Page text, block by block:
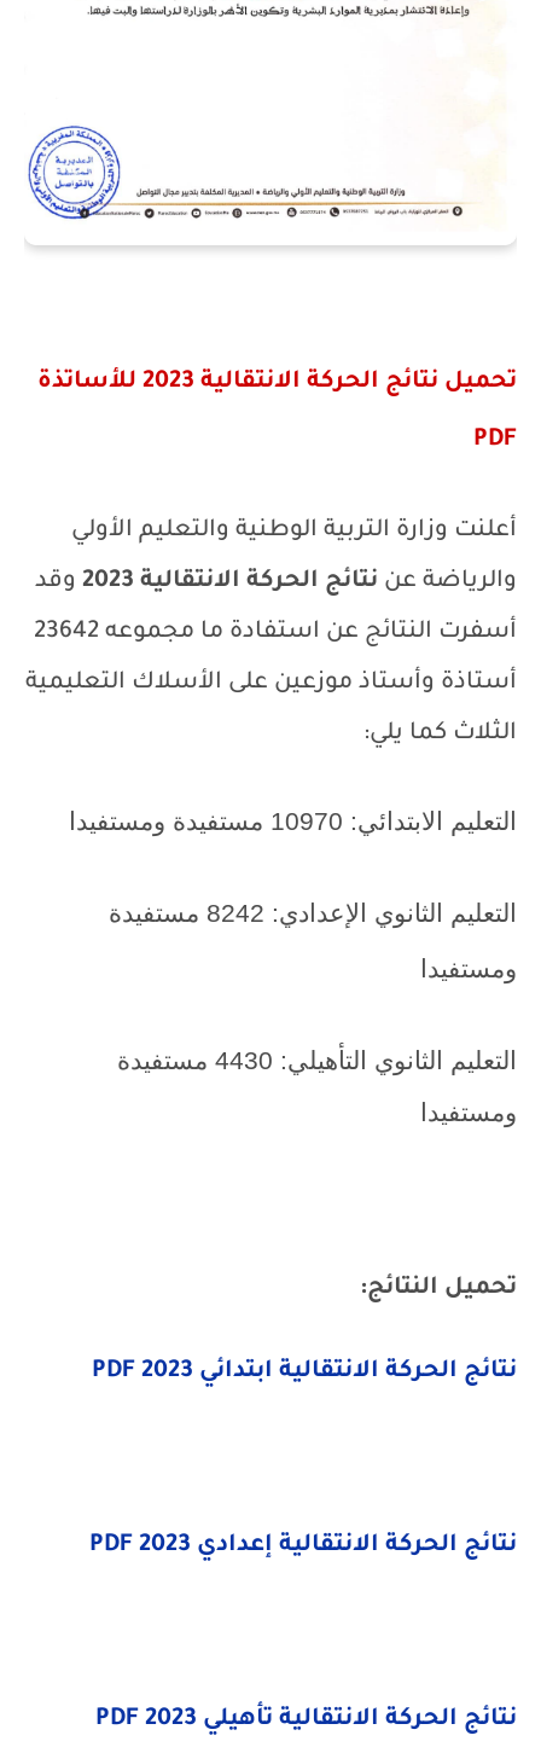
تحميل نتائج الحركة الانتقالية 2023 للأساتذة
PDF
أعلنت وزارة التربية الوطنية والتعليم الأولي
والرياضة عن نتائج الحركة الانتقالية 2023
وقد
أسفرت النتائج عن استفادة ما مجموعه 23642
أستاذة وأستاذ موزعين على الأسلاك التعليمية
الثلاث كما يلي:
التعليم الابتدائي: 10970 مستفيدة ومستفيدا
​التعليم الثانوي الإعدادي: 8242 مستفيدة
ومستفيدا
​التعليم الثانوي التأهيلي: 4430 مستفيدة
ومستفيدا
تحميل النتائج:
نتائج الحركة الانتقالية ابتدائي 2023 PDF
نتائج الحركة الانتقالية إعدادي 2023 PDF
نتائج الحركة الانتقالية تأهيلي 2023 PDF